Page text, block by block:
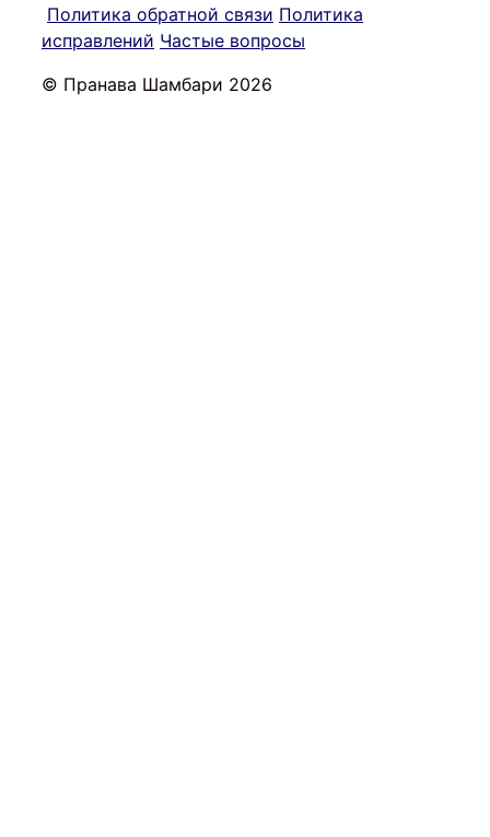
Политика обратной связи Политика
исправлений Частые вопросы
© Пранава Шамбари 2026